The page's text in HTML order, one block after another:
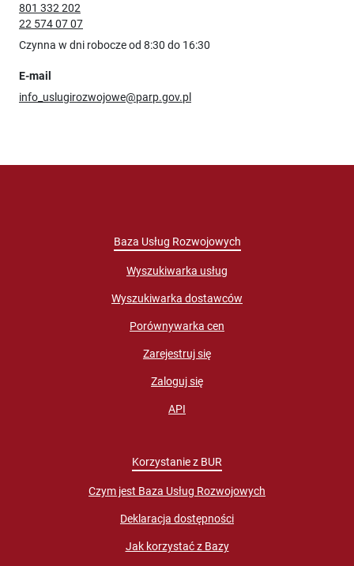
801 332 202
22 574 07 07
Czynna w dni robocze od 8:30 do 16:30
E-mail
info_uslugirozwojowe@parp.gov.pl
Baza Usług Rozwojowych
Wyszukiwarka usług
Wyszukiwarka dostawców
Porównywarka cen
Zarejestruj się
Zaloguj się
API
Korzystanie z BUR
Czym jest Baza Usług Rozwojowych
Deklaracja dostępności
Jak korzystać z Bazy